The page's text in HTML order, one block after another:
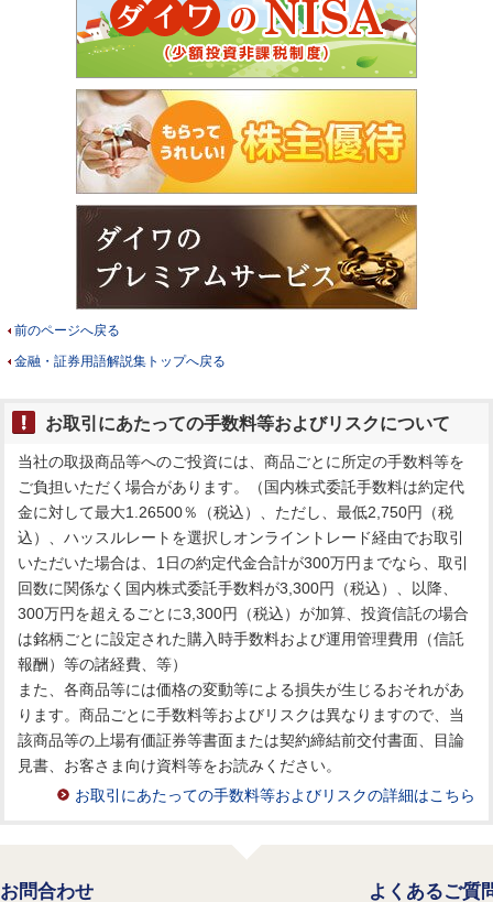
前のページへ戻る
金融・証券用語解説集トップへ戻る
お取引にあたっての手数料等およびリスクについて
当社の取扱商品等へのご投資には、商品ごとに所定の手数料等を
ご負担いただく場合があります。（国内株式委託手数料は約定代
金に対して最大1.26500％（税込）、ただし、最低2,750円（税
込）、ハッスルレートを選択しオンライントレード経由でお取引
いただいた場合は、1日の約定代金合計が300万円までなら、取引
回数に関係なく国内株式委託手数料が3,300円（税込）、以降、
300万円を超えるごとに3,300円（税込）が加算、投資信託の場合
は銘柄ごとに設定された購入時手数料および運用管理費用（信託
報酬）等の諸経費、等）
また、各商品等には価格の変動等による損失が生じるおそれがあ
ります。商品ごとに手数料等およびリスクは異なりますので、当
該商品等の上場有価証券等書面または契約締結前交付書面、目論
見書、お客さま向け資料等をお読みください。
お取引にあたっての手数料等およびリスクの詳細はこちら
お問合わせ よくあるご質